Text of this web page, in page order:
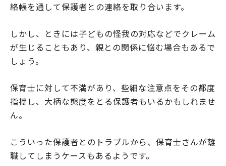
絡帳を通して保護者との連絡を取り合います。
しかし、ときには子どもの怪我の対応などでクレーム
が生じることもあり、親との関係に悩む場合もあるで
しょう。
保育士に対して不満があり、些細な注意点をその都度
指摘し、大柄な態度をとる保護者もいるかもしれませ
ん。
こういった保護者とのトラブルから、保育士さんが離
職してしまうケースもあるようです。